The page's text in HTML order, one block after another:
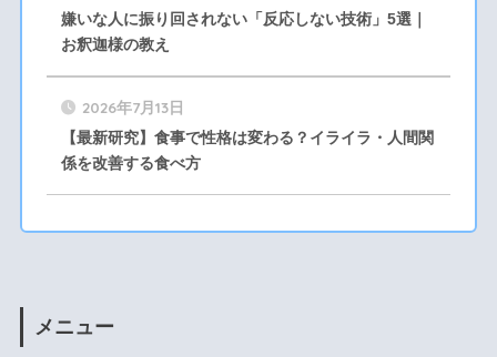
嫌いな人に振り回されない「反応しない技術」5選｜
お釈迦様の教え
2026年7月13日
【最新研究】食事で性格は変わる？イライラ・人間関
係を改善する食べ方
メニュー